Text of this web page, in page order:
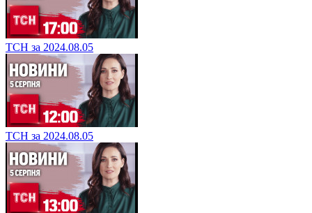
ТСН за 2024.08.05
ТСН за 2024.08.05